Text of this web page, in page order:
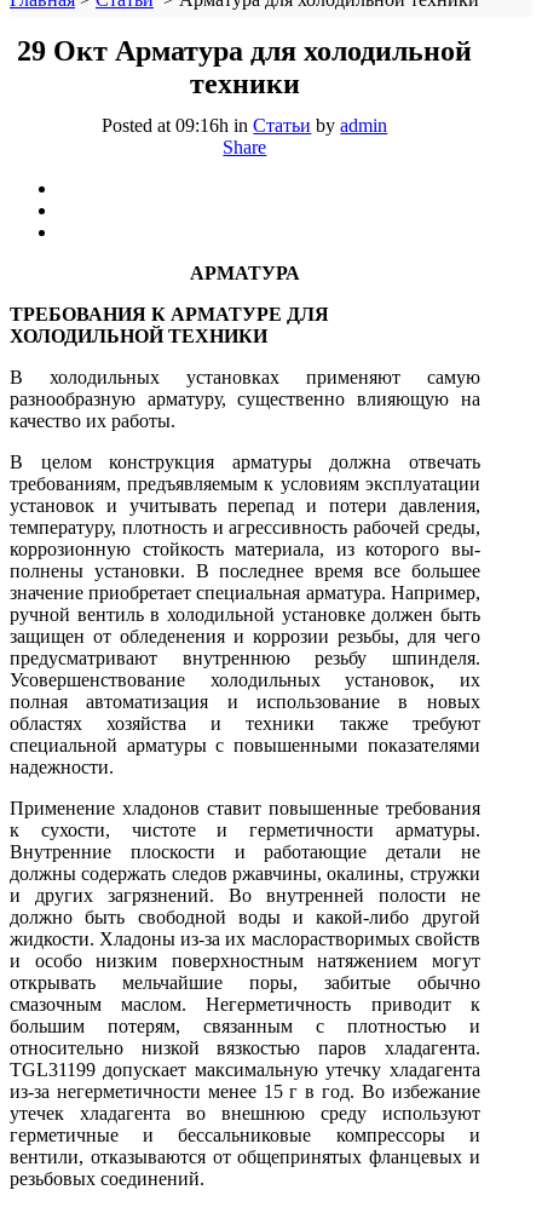
29 Окт Арматура для холодильной
техники
Posted at 09:16h inСтатьи byadmin
Share
АРМАТУРА
ТРЕБОВАНИЯ К АРМАТУРЕ ДЛЯ
ХОЛОДИЛЬНОЙ ТЕХНИКИ
В холодильных установках применяют самую
разнообраз­ную арматуру, существенно влияющую на
качество их работы.
В целом конструкция арматуры должна отвечать
требованиям, предъявляемым к условиям эксплуатации
установок и учитывать пе­репад и потери давления,
температуру, плотность и агрессивность рабочей среды,
коррозионную стойкость материала, из которого вы­
полнены установки. В последнее время все большее
значение приоб­ретает специальная арматура. Например,
ручной вентиль в холодиль­ной установке должен быть
защищен от обледенения и коррозии резьбы, для чего
предусматривают внутреннюю резьбу шпинделя.
Усовершенствование холодильных установок, их
полная автомати­зация и использование в новых
областях хозяйства и техники также требуют
специальной арматуры с повышенными показателями
на­дежности.
Применение хладонов ставит повышенные требования
к сухости, чистоте и герметичности арматуры.
Внутренние плоскости и работающие детали не
должны содержать следов ржавчины, окалины, стружки
и других загрязнений. Во внутренней полости не
должно быть свобод­ной воды и какой-либо другой
жидкости. Хладоны из-за их маслорастворимых свойств
и особо низким поверхностным натяжением могут
открывать мельчайшие поры, забитые обычно
смазочным маслом. Негерметичность приводит к
большим потерям, связанным с плотно­стью и
относительно низкой вязкостью паров хладагента.
ТGL31199 допускает максимальную утечку хладагента
из-за негерметичности менее 15 г в год. Во избежание
утечек хладагента во внешнюю среду исполь­зуют
герметичные и бессальниковые компрессоры и
вентили, отказываются от общепринятых фланцевых и
резьбовых сое­динений.